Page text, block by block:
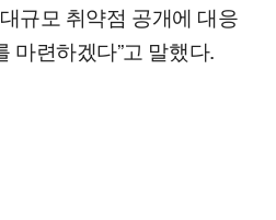
규모 취약점 공개에 대응
마련하겠다”고 말했다.